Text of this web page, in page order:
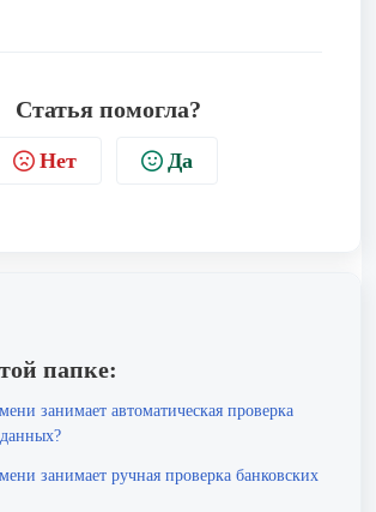
Статья помогла?
Нет Да
папке:
занимает автоматическая проверка
занимает ручная проверка банковских